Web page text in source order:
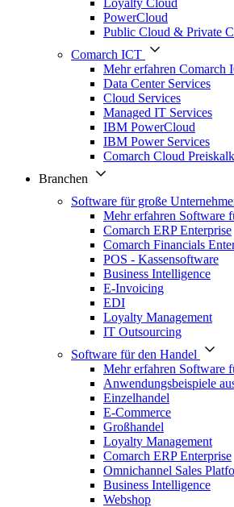
Loyalty Cloud
PowerCloud
Public Cloud & Private
Comarch ICT
Mehr erfahren Comarch
Data Center Services
Cloud Services
Managed IT Services
IBM PowerCloud
IBM Power Services
Comarch Cloud
Branchen
Software für große
Mehr erfahren Software
Comarch ERP Enterprise
Comarch Financials
POS - Kassensoftware
Business Intelligence
E-Invoicing
EDI
Loyalty Management
IT Outsourcing
Software für den Handel
Mehr erfahren Software
Anwendungsbeispiele
Einzelhandel
E-Commerce
Großhandel
Loyalty Management
Comarch ERP Enterprise
Omnichannel Sales
Business Intelligence
Webshop